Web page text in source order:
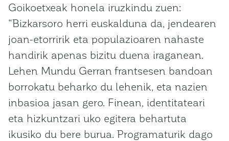
Goikoetxeak honela iruzkindu zuen:
“Bizkarsoro herri euskalduna da, jendearen
joan-etorririk eta populazioaren nahaste
handirik apenas bizitu duena iraganean.
Lehen Mundu Gerran frantsesen bandoan
borrokatu beharko du lehenik, eta nazien
inbasioa jasan gero. Finean, identitateari
eta hizkuntzari uko egitera behartuta
ikusiko du bere burua. Programaturik dago